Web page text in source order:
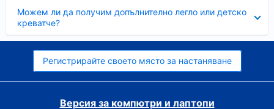
Можем ли да получим допълнително легло или детско
креватче?
Регистрирайте своето място за настаняване
Версия за компютри и лаптопи